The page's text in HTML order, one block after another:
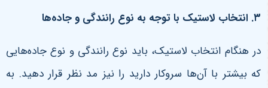
۳. انتخاب لاستیک با توجه به نوع رانندگی و جاده‌ها
در هنگام انتخاب لاستیک، باید نوع رانندگی و نوع جاده‌هایی
که بیشتر با آن‌ها سروکار دارید را نیز مد نظر قرار دهید. به